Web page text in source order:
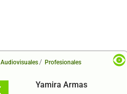
Audiovisuales / Profesionales
Yamira Armas